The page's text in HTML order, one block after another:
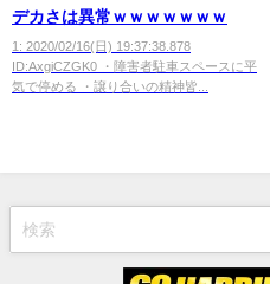
デカさは異常ｗｗｗｗｗｗｗ
1: 2020/02/16(日) 19:37:38.878
ID:AxgiCZGK0 ・障害者駐車スペースに平
気で停める ・譲り合いの精神皆...